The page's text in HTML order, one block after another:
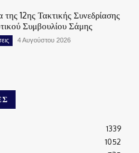
της 12ης Τακτικής Συνεδρίασης
Συμβουλίου Σάμης
4 Αυγούστου 2026
1339
1052